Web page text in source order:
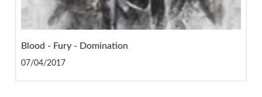
Blood - Fury - Domination
07/04/2017